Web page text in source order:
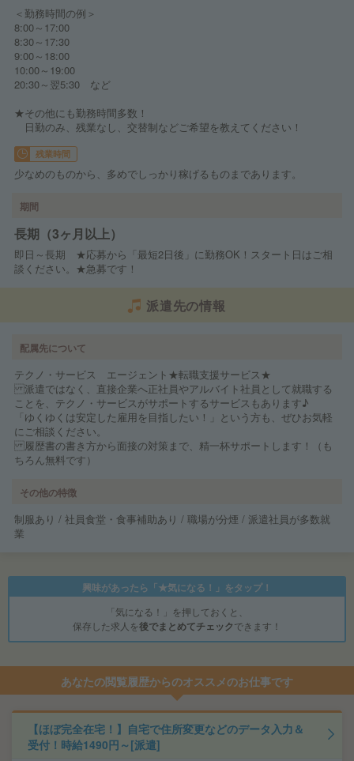
＜勤務時間の例＞
8:00～17:00
8:30～17:30
9:00～18:00
10:00～19:00
20:30～翌5:30 など
★その他にも勤務時間多数！
日勤のみ、残業なし、交替制などご希望を教えてください！
残業時間
少なめのものから、多めでしっかり稼げるものまであります。
期間
長期（3ヶ月以上）
即日～長期 ★応募から「最短2日後」に勤務OK！スタート日はご相
談ください。★急募です！
派遣先の情報
配属先について
テクノ・サービス エージェント★転職支援サービス★
派遣ではなく、直接企業へ正社員やアルバイト社員として就職する
ことを、テクノ・サービスがサポートするサービスもあります♪
「ゆくゆくは安定した雇用を目指したい！」という方も、ぜひお気軽
にご相談ください。
履歴書の書き方から面接の対策まで、精一杯サポートします！（も
ちろん無料です）
その他の特徴
制服あり / 社員食堂・食事補助あり / 職場が分煙 / 派遣社員が多数就
業
興味があったら「★気になる！」をタップ！
「気になる！」を押しておくと、
保存した求人を後でまとめてチェックできます！
あなたの閲覧履歴からのオススメのお仕事です
【ほぼ完全在宅！】自宅で住所変更などのデータ入力＆
受付！時給1490円～[派遣]